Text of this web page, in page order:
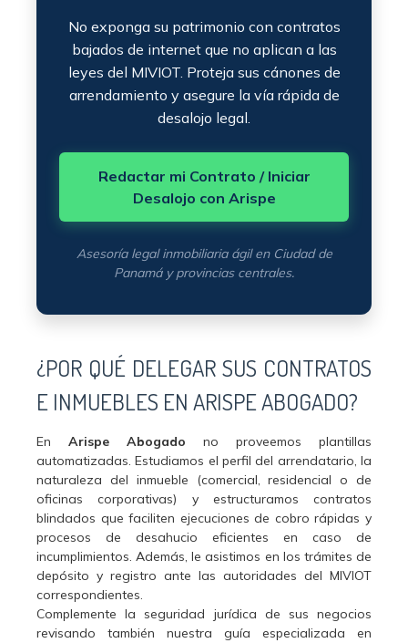
No exponga su patrimonio con contratos
bajados de internet que no aplican a las
leyes del MIVIOT. Proteja sus cánones de
arrendamiento y asegure la vía rápida de
desalojo legal.
Redactar mi Contrato / Iniciar
Desalojo con Arispe
Asesoría legal inmobiliaria ágil en Ciudad de
Panamá y provincias centrales.
¿POR QUÉ DELEGAR SUS CONTRATOS
E INMUEBLES EN ARISPE ABOGADO?
En Arispe Abogado no proveemos plantillas
automatizadas. Estudiamos el perfil del arrendatario, la
naturaleza del inmueble (comercial, residencial o de
oficinas corporativas) y estructuramos contratos
blindados que faciliten ejecuciones de cobro rápidas y
procesos de desahucio eficientes en caso de
incumplimientos. Además, le asistimos en los trámites de
depósito y registro ante las autoridades del MIVIOT
correspondientes.
Complemente la seguridad jurídica de sus negocios
revisando también nuestra guía especializada en